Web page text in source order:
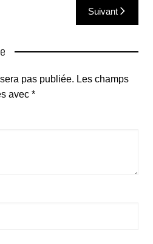
Suivant
pas publiée. Les champs
avec *